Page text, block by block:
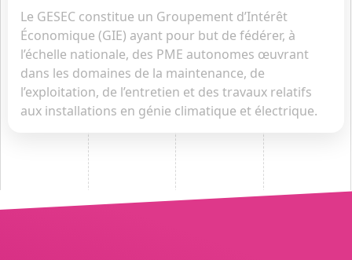
Le GESEC constitue un Groupement d’Intérêt
Économique (GIE) ayant pour but de fédérer, à
l’échelle nationale, des PME autonomes œuvrant
dans les domaines de la maintenance, de
l’exploitation, de l’entretien et des travaux relatifs
aux installations en génie climatique et électrique.